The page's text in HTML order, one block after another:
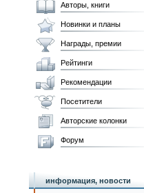
Авторы, книги
Новинки и планы
Награды, премии
Рейтинги
Рекомендации
Посетители
Авторские колонки
Форум
информация, новости